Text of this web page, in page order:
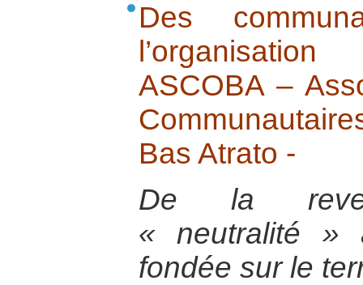
Des
ASCOBA –
Bas Atrato -
De la
« neutralité »
fondée sur le